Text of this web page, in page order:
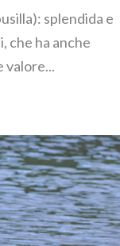
splendida e
che ha anche
valore...